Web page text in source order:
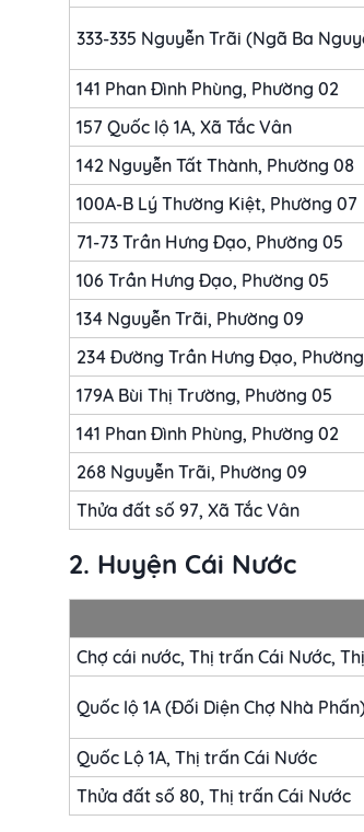
333-335 Nguyễn Trãi (Ngã Ba
141 Phan Đình Phùng, Phường 02
157 Quốc lộ 1A, Xã Tắc Vân
142 Nguyễn Tất Thành, Phường 08
100A-B Lý Thường Kiệt, Phường 07
71-73 Trần Hưng Đạo, Phường 05
106 Trần Hưng Đạo, Phường 05
134 Nguyễn Trãi, Phường 09
234 Đường Trần Hưng Đạo,
179A Bùi Thị Trường, Phường 05
141 Phan Đình Phùng, Phường 02
268 Nguyễn Trãi, Phường 09
Thửa đất số 97, Xã Tắc Vân
2. Huyện Cái Nước
Chợ cái nước, Thị trấn Cái Nước,
Quốc lộ 1A (Đối Diện Chợ Nhà
Quốc Lộ 1A, Thị trấn Cái Nước
Thửa đất số 80, Thị trấn Cái Nước